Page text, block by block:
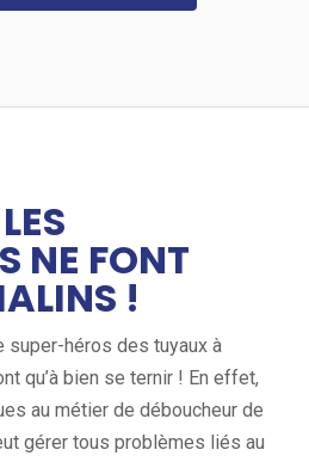
NE FONT
!
super-héros des tuyaux à
qu’à bien se ternir ! En effet,
au métier de déboucheur de
gérer tous problèmes liés au